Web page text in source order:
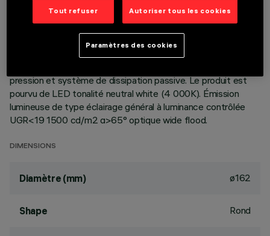
Appareil circulaire fixe, prévu pour l’utilisation de LED à
technologie C.o.B. Version lampe à poser avec plaque.
Réflecteur métallisé sous vide à l’aluminium, avec couche de
pression et système de dissipation passive. Le produit est
pourvu de LED tonalité neutral white (4 000K). Émission
lumineuse de type éclairage général à luminance contrôlée
UGR<19 1500 cd/m2 α>65° optique wide flood.
DIMENSIONS
Diamètre (mm) ø162
Shape Rond
Tout refuser Autoriser tous les cookies
Paramètres des cookies